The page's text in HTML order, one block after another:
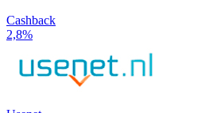
Cashback
2,8%